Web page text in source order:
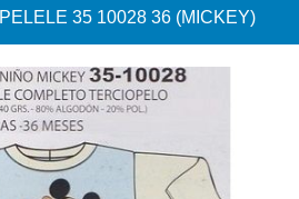
PELELE 35 10028 36 (MICKEY)